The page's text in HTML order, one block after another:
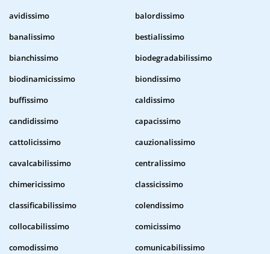
avidissimo
balordissimo
banalissimo
bestialissimo
bianchissimo
biodegradabilissimo
biodinamicissimo
biondissimo
buffissimo
caldissimo
candidissimo
capacissimo
cattolicissimo
cauzionalissimo
cavalcabilissimo
centralissimo
chimericissimo
classicissimo
classificabilissimo
colendissimo
collocabilissimo
comicissimo
comodissimo
comunicabilissimo